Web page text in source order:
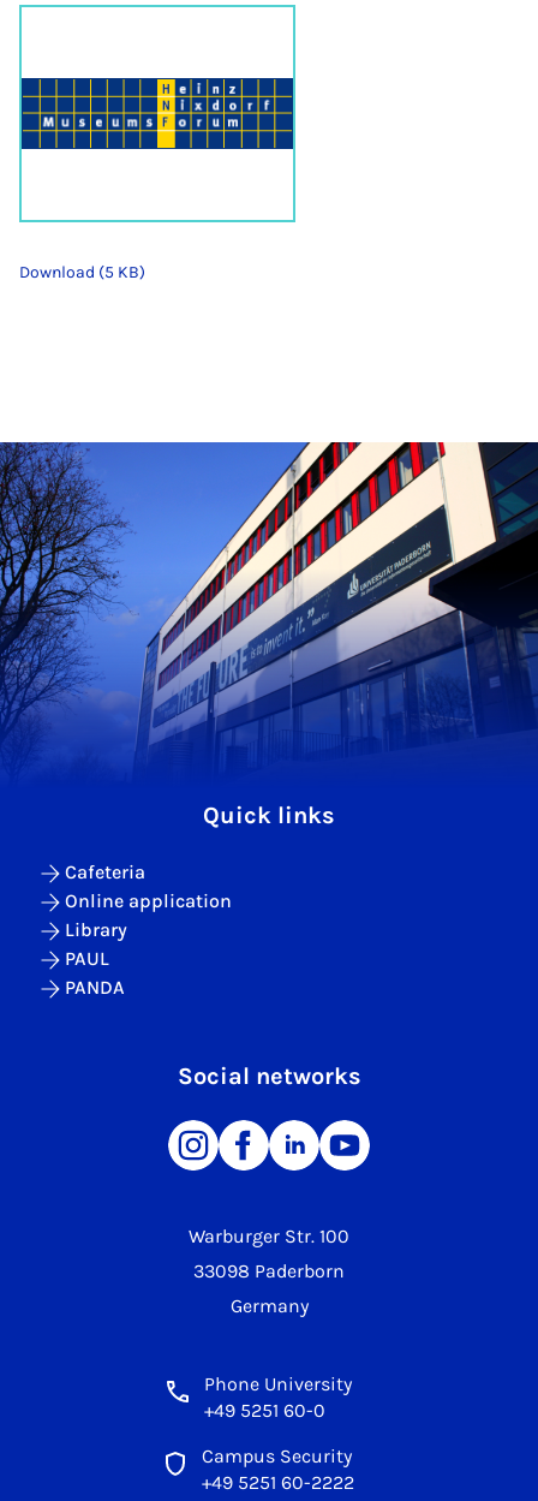
Download (5 KB)
Warburger Str. 100
33098 Paderborn
Germany
Phone University
+49 5251 60-0
Campus Security
+49 5251 60-2222
Quick links
Cafeteria
Online application
Library
PAUL
PANDA
Social networks